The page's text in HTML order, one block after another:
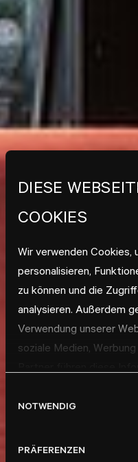
DIESE
COOKIES
Wir verwenden Cookies,
personalisieren,
zu können und die
analysieren. Außerdem
Verwendung unserer
soziale Medien,
haben oder die sie im
NOTWENDIG
PRÄFERENZEN